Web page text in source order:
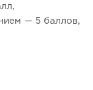
— 5 баллов,